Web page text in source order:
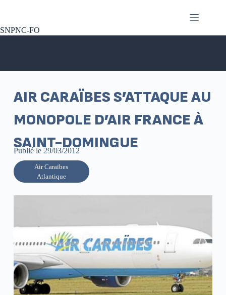
SNPNC-FO
AIR CARAÏBES S’ATTAQUE AU
MONOPOLE D’AIR FRANCE À
SAINT-DOMINGUE
Publié le 29/03/2012
Air Caraïbes
Atlantique